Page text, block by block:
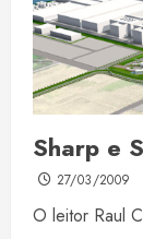
Sharp e
27/03/2009
O leitor Raul